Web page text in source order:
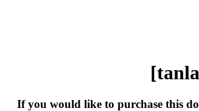
If you would like to purchase this